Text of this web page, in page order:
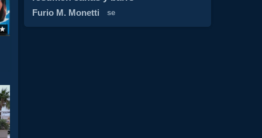
Furio M. Monetti se